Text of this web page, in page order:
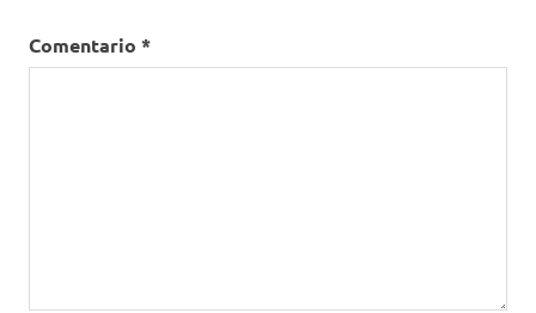
Comentario *